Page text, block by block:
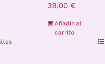
39,00 €
Añadir al
carrito